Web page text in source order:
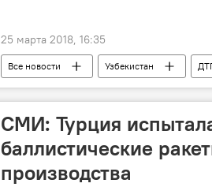
25 марта 2018, 16:35
Все новости Узбекистан
СМИ: Турция
баллистические
производства